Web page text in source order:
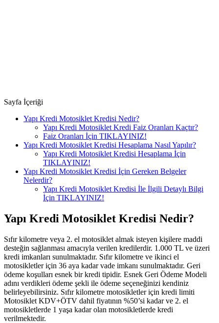
Sayfa İçeriği
Yapı Kredi Motosiklet Kredisi Nedir?
Yapı Kredi Motosiklet Kredi Faiz Oranları Kaçtır?
Faiz Oranları İçin TIKLAYINIZ!
Yapı Kredi Motosiklet Kredisi Hesaplama Nasıl Yapılır?
Yapı Kredi Motosiklet Kredisi Hesaplama İçin
TIKLAYINIZ!
Yapı Kredi Motosiklet Kredisi İçin Gereken Belgeler
Nelerdir?
Yapı Kredi Motosiklet Kredisi İle İlgili Detaylı Bilgi
İçin TIKLAYINIZ!
Yapı Kredi Motosiklet Kredisi Nedir?
Sıfır kilometre veya 2. el motosiklet almak isteyen kişilere maddi
desteğin sağlanması amacıyla verilen kredilerdir. 1.000 TL ve üzeri
kredi imkanları sunulmaktadır. Sıfır kilometre ve ikinci el
motosikletler için 36 aya kadar vade imkanı sunulmaktadır. Geri
ödeme koşulları esnek bir kredi tipidir. Esnek Geri Ödeme Modeli
adını verdikleri ödeme şekli ile ödeme seçeneğinizi kendiniz
belirleyebilirsiniz. Sıfır kilometre motosikletler için kredi limiti
Motosiklet KDV+ÖTV dahil fiyatının %50’si kadar ve 2. el
motosikletlerde 1 yaşa kadar olan motosikletlerde kredi
verilmektedir.